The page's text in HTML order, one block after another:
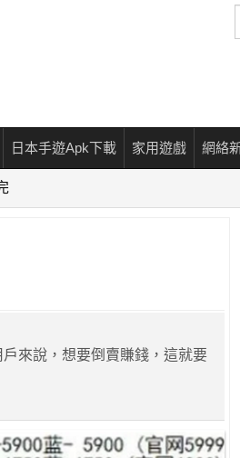
日本手遊Apk下載 家用遊戲 網絡
來說，想要倒賣賺錢，這就要